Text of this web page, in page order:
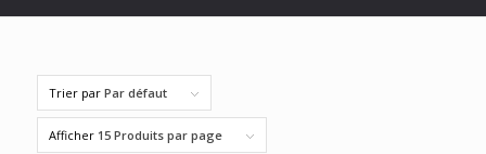
Trier par Par défaut
Afficher 15 Produits par page